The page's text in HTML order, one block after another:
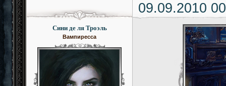
09.09.2010
Сини де ля Троэль
Вампиресса